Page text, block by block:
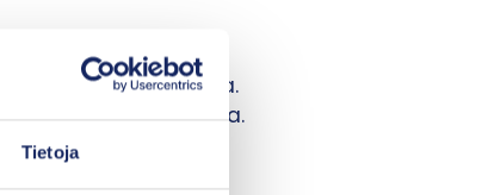
Tietoja
että
arvioinnista.
seuraavissa osioissa.